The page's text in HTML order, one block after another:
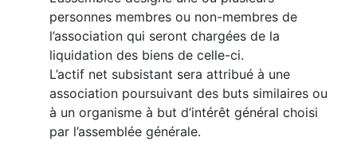
personnes membres ou non-membres de
l’association qui seront chargées de la
liquidation des biens de celle-ci.
L’actif net subsistant sera attribué à une
association poursuivant des buts similaires ou
à un organisme à but d’intérêt général choisi
par l’assemblée générale.